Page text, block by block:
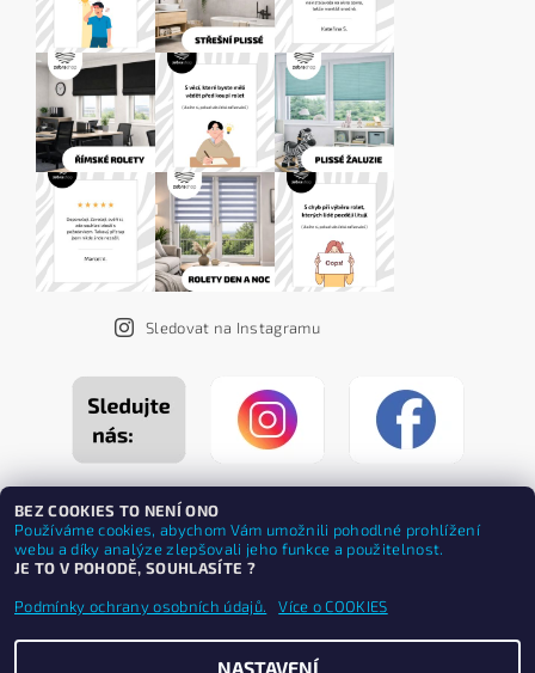
Sledovat na Instagramu
BEZ COOKIES TO NENÍ ONO
Používáme cookies, abychom Vám umožnili pohodlné prohlížení
webu a díky analýze zlepšovali jeho funkce a použitelnost.
JE TO V POHODĚ, SOUHLASÍTE ?
Podmínky ochrany osobních údajů.
Více o COOKIES
NASTAVENÍ